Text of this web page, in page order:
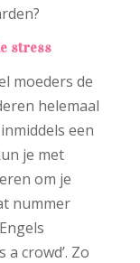
stress
moeders de
helemaal
een
je met
om je
nummer
crowd’. Zo